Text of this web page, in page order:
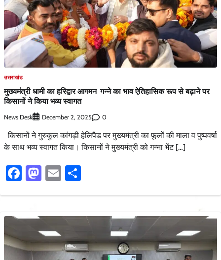
उत्तराखंड
मुख्यमंत्री धामी का हरिद्वार आगमन-गन्ने का भाव ऐतिहासिक रूप से बढ़ाने पर
किसानों ने किया भव्य स्वागत
News Desk December 2, 2025 0
किसानों ने गुरुकुल कांगड़ी हेलिपैड पर मुख्यमंत्री का फूलों की माला व पुष्पवर्षा
के साथ भव्य स्वागत किया। किसानों ने मुख्यमंत्री को गन्ना भेंट […]
Facebook
Mastodon
Email